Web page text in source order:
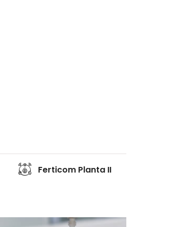
Ferticom Planta II